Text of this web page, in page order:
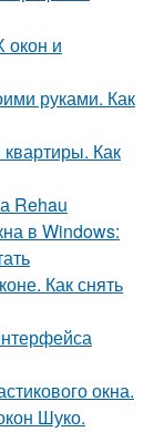
и
руками. Как
Как
Rehau
в Windows:
Как снять
окна.
Шуко.